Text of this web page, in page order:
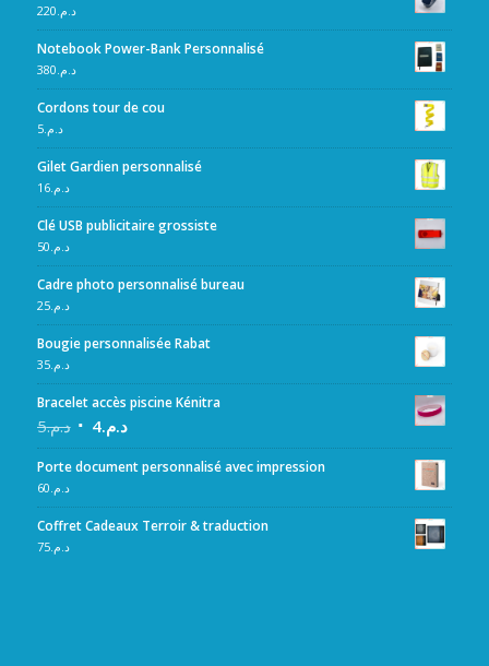
د.م. 220
Notebook Power-Bank Personnalisé
د.م. 380
Cordons tour de cou
د.م.5
Gilet Gardien personnalisé
د.م.16
Clé USB publicitaire grossiste
د.م. 50
Cadre photo personnalisé bureau
د.م.25
Bougie personnalisée Rabat
د.م.35
Bracelet accès piscine Kénitra
د.م.5 د.م.4
Porte document personnalisé avec impression
د.م. 60
Coffret Cadeaux Terroir & traduction
د.م.75